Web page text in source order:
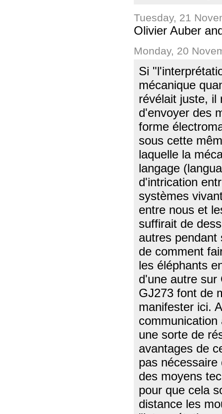
Tuesday, 21
Olivier Auber
Monday, 20
Si
mécanique
révélait juste, il
d'envoyer des
forme
sous cette
laquelle la
langage
d'intrication
systèmes
entre nous et
suffirait de
autres pendant
de comment
les éléphants
d'une autre sur
GJ273 font de
manifester ici.
une sorte de
avantages de
pas
des moyens
pour que cela
distance les